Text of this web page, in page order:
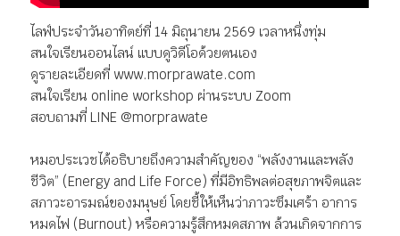
ไลฟ์ประจำวันอาทิตย์ที่ 14 มิถุนายน 2569 เวลาหนึ่งทุ่ม
สนใจเรียนออนไลน์ แบบดูวิดีโอด้วยตนเอง
ดูรายละเอียดที่ www.morprawate.com
สนใจเรียน online workshop ผ่านระบบ Zoom
สอบถามที่ LINE @morprawate
หมอประเวชได้อธิบายถึงความสำคัญของ “พลังงานและพลัง
ชีวิต” (Energy and Life Force) ที่มีอิทธิพลต่อสุขภาพจิตและ
สภาวะอารมณ์ของมนุษย์ โดยชี้ให้เห็นว่าภาวะซึมเศร้า อาการ
หมดไฟ (Burnout) หรือความรู้สึกหมดสภาพ ล้วนเกิดจากการ